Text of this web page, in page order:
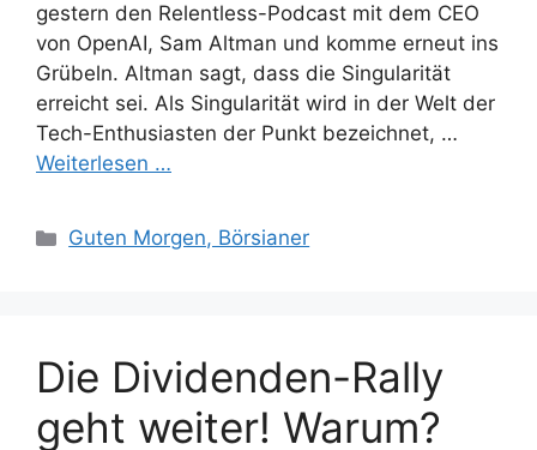
gestern den Relentless-Podcast mit dem CEO
von OpenAI, Sam Altman und komme erneut ins
Grübeln. Altman sagt, dass die Singularität
erreicht sei. Als Singularität wird in der Welt der
Tech-Enthusiasten der Punkt bezeichnet, …
Weiterlesen …
Kategorien
Guten Morgen, Börsianer
Die Dividenden-Rally
geht weiter! Warum?